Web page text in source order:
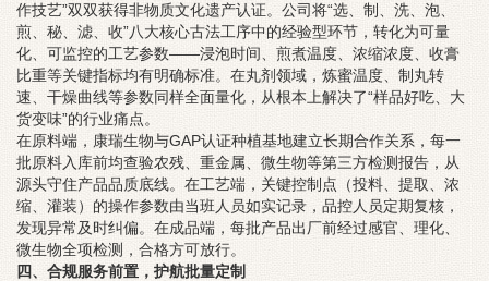
作技艺”双双获得非物质文化遗产认证。公司将“选、制、洗、泡、
煎、秘、滤、收”八大核心古法工序中的经验型环节，转化为可量
化、可监控的工艺参数——浸泡时间、煎煮温度、浓缩浓度、收膏
比重等关键指标均有明确标准。在丸剂领域，炼蜜温度、制丸转
速、干燥曲线等参数同样全面量化，从根本上解决了“样品好吃、大
货变味”的行业痛点。
在原料端，康瑞生物与GAP认证种植基地建立长期合作关系，每一
批原料入库前均查验农残、重金属、微生物等第三方检测报告，从
源头守住产品品质底线。在工艺端，关键控制点（投料、提取、浓
缩、灌装）的操作参数由当班人员如实记录，品控人员定期复核，
发现异常及时纠偏。在成品端，每批产品出厂前经过感官、理化、
微生物全项检测，合格方可放行。
四、合规服务前置，护航批量定制